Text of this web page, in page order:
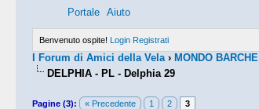
Portale Aiuto
Benvenuto ospite! Login Registrati
I Forum di Amici della Vela› MONDO BARCHE
DELPHIA - PL - Delphia 29
Pagine (3): « Precedente 1 2
3